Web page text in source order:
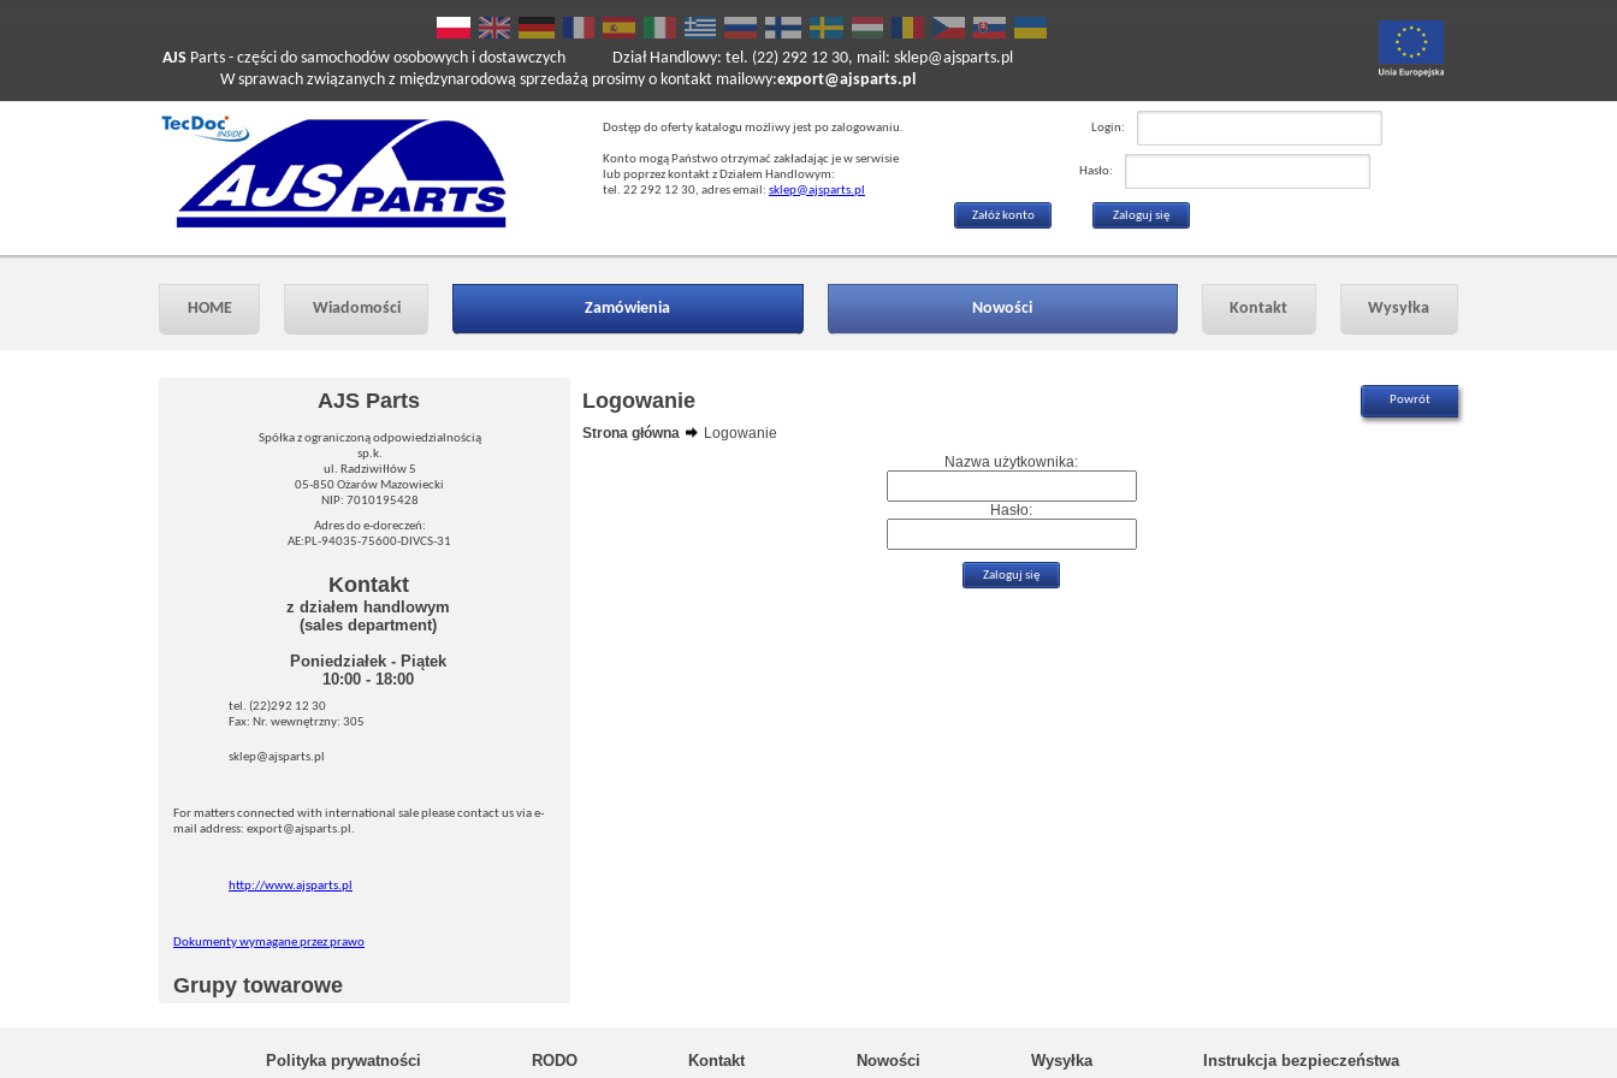
AJS Parts - części do samochodów osobowych i dostawczych
W sprawach związanych z międzynarodową sprzedażą prosimy o kontakt mailowy:export@ajsparts.pl
Dział Handlowy: tel. (22) 292 12 30, mail: sklep@ajsparts.pl
Dostęp do oferty katalogu możliwy jest po zalogowaniu.
Konto mogą Państwo otrzymać zakładając je w serwisie
lub poprzez kontakt z Działem Handlowym:
tel. 22 292 12 30, adres email: sklep@ajsparts.pl
Login:
Hasło:
Załóż konto
HOME Wiadomości Zamówienia Nowości Kontakt Wysyłka
AJS Parts
Spółka z ograniczoną odpowiedzialnością
sp.k.
ul. Radziwiłłów 5
05-850 Ożarów Mazowiecki
NIP: 7010195428
Adres do e-doreczeń:
AE:PL-94035-75600-DIVCS-31
Kontakt
z działem handlowym
(sales department)
Poniedziałek - Piątek
10:00 - 18:00
tel. (22)292 12 30
Fax: Nr. wewnętrzny: 305
sklep@ajsparts.pl
For matters connected with international sale please contact us via e-
mail address: export@ajsparts.pl.
http://www.ajsparts.pl
Dokumenty wymagane przez prawo
Grupy towarowe
Logowanie
Strona główna
Logowanie
Nazwa użytkownika:
Hasło:
Polityka prywatności RODO Kontakt Nowości Wysyłka Instrukcja bezpieczeństwa